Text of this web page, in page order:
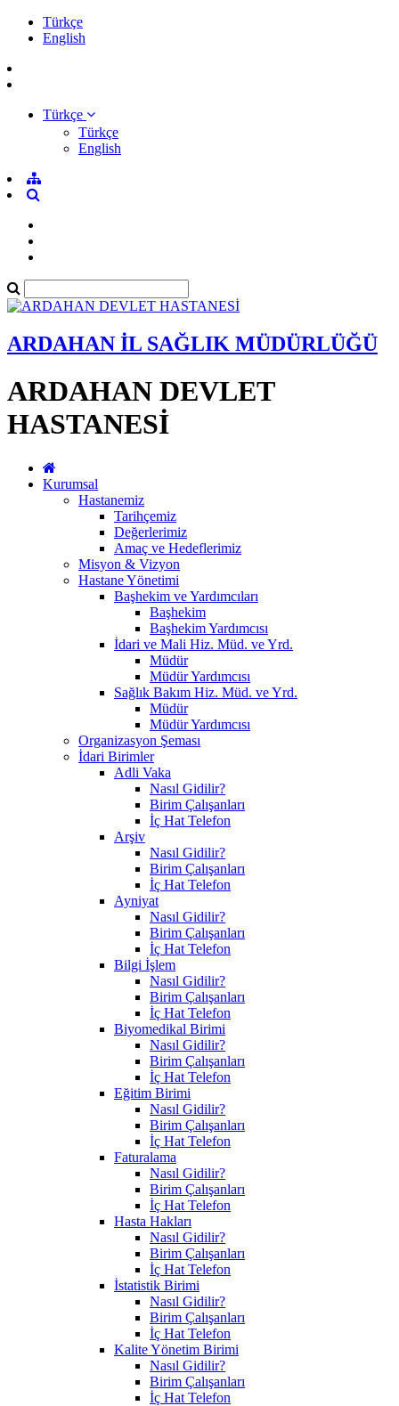
Türkçe
English
Türkçe
Türkçe
English
ARDAHAN İL SAĞLIK MÜDÜRLÜĞÜ
ARDAHAN DEVLET
HASTANESİ
Kurumsal
Hastanemiz
Tarihçemiz
Değerlerimiz
Amaç ve Hedeflerimiz
Misyon & Vizyon
Hastane Yönetimi
Başhekim ve Yardımcıları
Başhekim
Başhekim Yardımcısı
İdari ve Mali Hiz. Müd. ve Yrd.
Müdür
Müdür Yardımcısı
Sağlık Bakım Hiz. Müd. ve Yrd.
Müdür
Müdür Yardımcısı
Organizasyon Şeması
İdari Birimler
Adli Vaka
Nasıl Gidilir?
Birim Çalışanları
İç Hat Telefon
Arşiv
Nasıl Gidilir?
Birim Çalışanları
İç Hat Telefon
Ayniyat
Nasıl Gidilir?
Birim Çalışanları
İç Hat Telefon
Bilgi İşlem
Nasıl Gidilir?
Birim Çalışanları
İç Hat Telefon
Biyomedikal Birimi
Nasıl Gidilir?
Birim Çalışanları
İç Hat Telefon
Eğitim Birimi
Nasıl Gidilir?
Birim Çalışanları
İç Hat Telefon
Faturalama
Nasıl Gidilir?
Birim Çalışanları
İç Hat Telefon
Hasta Hakları
Nasıl Gidilir?
Birim Çalışanları
İç Hat Telefon
İstatistik Birimi
Nasıl Gidilir?
Birim Çalışanları
İç Hat Telefon
Kalite Yönetim Birimi
Nasıl Gidilir?
Birim Çalışanları
İç Hat Telefon